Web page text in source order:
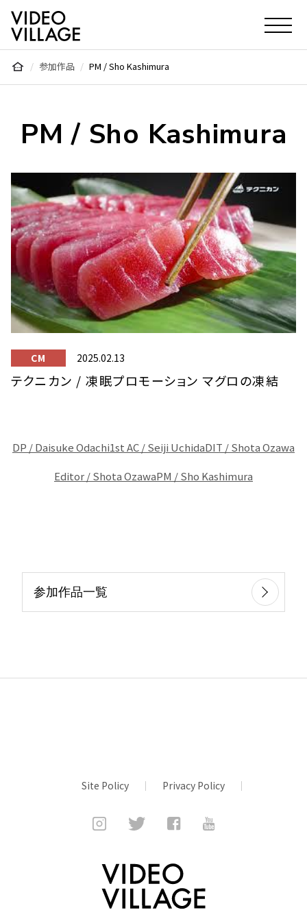
Video Village Inc.
参加作品 PM / Sho Kashimura
PM / Sho Kashimura
CM 2025.02.13
テクニカン / 凍眠プロモーション マグロの凍結
DP / Daisuke Odachi1st AC / Seiji UchidaDIT / Shota Ozawa
Editor / Shota OzawaPM / Sho Kashimura
参加作品一覧
Site Policy Privacy Policy